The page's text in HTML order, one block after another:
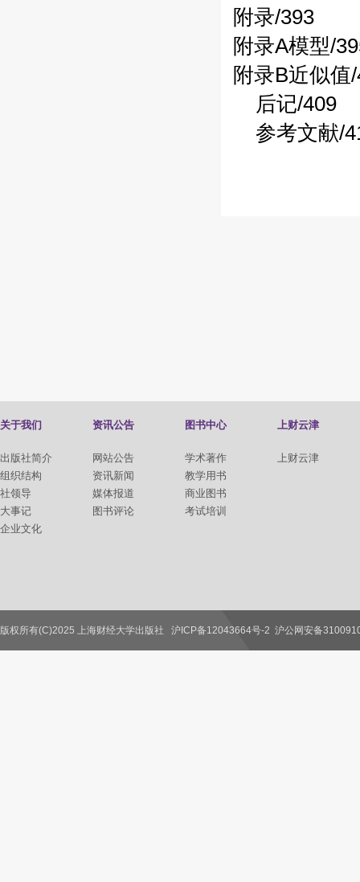
附录/393
附录A模型/
附录B近似值
后记/409
参考文献/
关于我们
出版社简介
组织结构
社领导
大事记
企业文化
资讯公告
网站公告
资讯新闻
媒体报道
图书评论
图书中心
学术著作
教学用书
商业图书
考试培训
上财云津
上财云津
联系我们
版权所有(C)2025 上海财经大学出版社 沪ICP备12043664号-2 沪公网安备